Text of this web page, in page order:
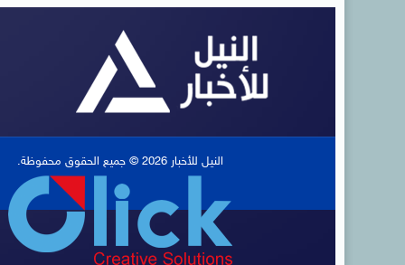
النيل للأخبار 2026 © جميع الحقوق محفوظة.